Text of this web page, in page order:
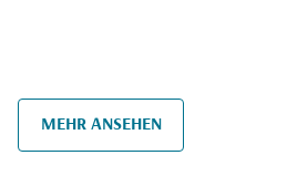
MEHR ANSEHEN